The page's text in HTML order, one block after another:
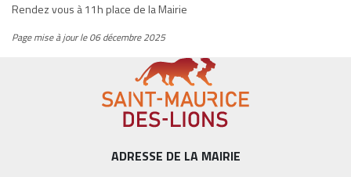
Rendez vous à 11h place de la Mairie
Page mise à jour le 06 décembre 2025
ADRESSE DE LA MAIRIE